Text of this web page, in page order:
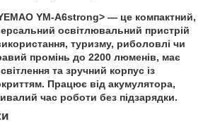
YM-A6strong> — це компактний,
освітлювальний пристрій
туризму, риболовлі чи
промінь до 2200 люменів, має
та зручний корпус із
Працює від акумулятора,
час роботи без підзарядки.